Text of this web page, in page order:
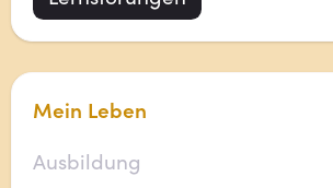
Mein Leben
Ausbildung